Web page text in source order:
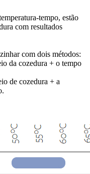
tempo, estão
com resultados
com dois métodos:
da cozedura + o tempo
de cozedura + a